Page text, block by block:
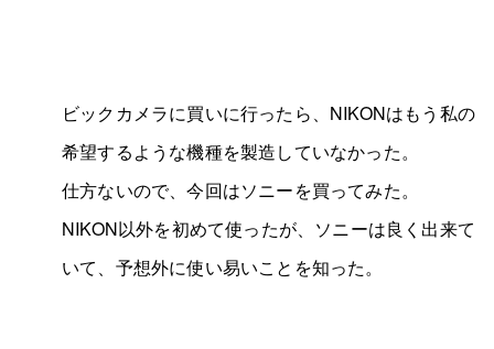
ビックカメラに買いに行ったら、NIKONはもう私の
希望するような機種を製造していなかった。
仕方ないので、今回はソニーを買ってみた。
NIKON以外を初めて使ったが、ソニーは良く出来て
いて、予想外に使い易いことを知った。